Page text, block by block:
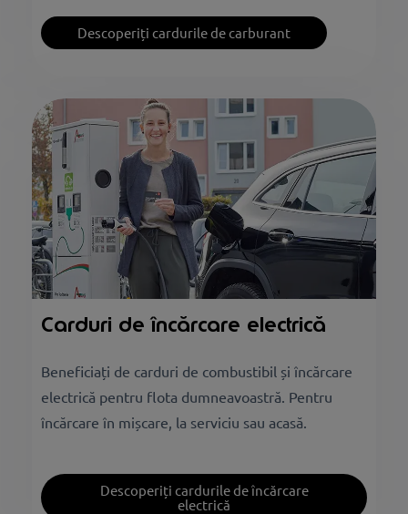
Descoperiți cardurile de carburant
Carduri de încărcare electrică
Beneficiați de carduri de combustibil și încărcare
electrică pentru flota dumneavoastră. Pentru
încărcare în mișcare, la serviciu sau acasă.
Descoperiți cardurile de încărcare
electrică